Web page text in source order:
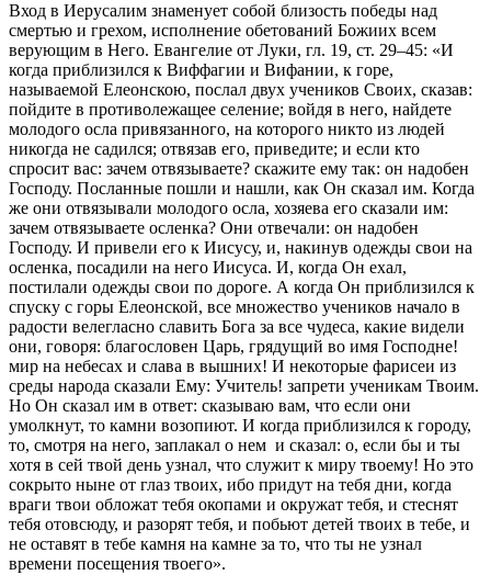
Вход в Иерусалим знаменует собой близость победы над
смертью и грехом, исполнение обетований Божиих всем
верующим в Него. Евангелие от Луки, гл. 19, ст. 29–45: «И
когда приблизился к Виффагии и Вифании, к горе,
называемой Елеонскою, послал двух учеников Своих, сказав:
пойдите в противолежащее селение; войдя в него, найдете
молодого осла привязанного, на которого никто из людей
никогда не садился; отвязав его, приведите; и если кто
спросит вас: зачем отвязываете? скажите ему так: он надобен
Господу. Посланные пошли и нашли, как Он сказал им. Когда
же они отвязывали молодого осла, хозяева его сказали им:
зачем отвязываете осленка? Они отвечали: он надобен
Господу. И привели его к Иисусу, и, накинув одежды свои на
осленка, посадили на него Иисуса. И, когда Он ехал,
постилали одежды свои по дороге. А когда Он приблизился к
спуску с горы Елеонской, все множество учеников начало в
радости велегласно славить Бога за все чудеса, какие видели
они, говоря: благословен Царь, грядущий во имя Господне!
мир на небесах и слава в вышних! И некоторые фарисеи из
среды народа сказали Ему: Учитель! запрети ученикам Твоим.
Но Он сказал им в ответ: сказываю вам, что если они
умолкнут, то камни возопиют. И когда приблизился к городу,
то, смотря на него, заплакал о нем и сказал: о, если бы и ты
хотя в сей твой день узнал, что служит к миру твоему! Но это
сокрыто ныне от глаз твоих, ибо придут на тебя дни, когда
враги твои обложат тебя окопами и окружат тебя, и стеснят
тебя отовсюду, и разорят тебя, и побьют детей твоих в тебе, и
не оставят в тебе камня на камне за то, что ты не узнал
времени посещения твоего».